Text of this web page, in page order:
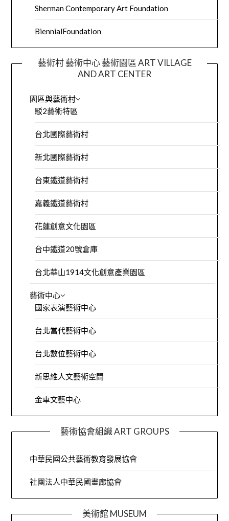
Sherman Contemporary Art Foundation
BiennialFoundation
藝術村 藝術中心 藝術園區 ART VILLAGE
AND ART CENTER
園區與藝術村
駁2藝術特區
台北國際藝術村
新北國際藝術村
台東鐵道藝術村
嘉義鐵道藝術村
花蓮創意文化園區
台中鐵道20號倉庫
台北華山1914文化創意產業園區
藝術中心
國家表演藝術中心
台北當代藝術中心
台北數位藝術中心
新思維人文藝術空間
金車文藝中心
藝術協會組織 ART GROUPS
中華民國公共藝術教育發展協會
社團法人中華民國畫廊協會
美術館 MUSEUM